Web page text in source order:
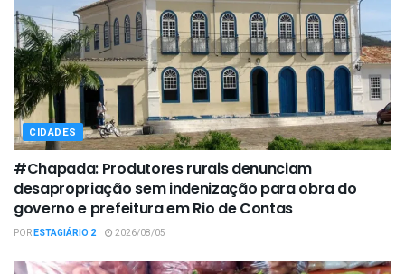
CIDADES
#Chapada: Produtores rurais denunciam
desapropriação sem indenização para obra do
governo e prefeitura em Rio de Contas
PORESTAGIÁRIO 2 2026/08/05